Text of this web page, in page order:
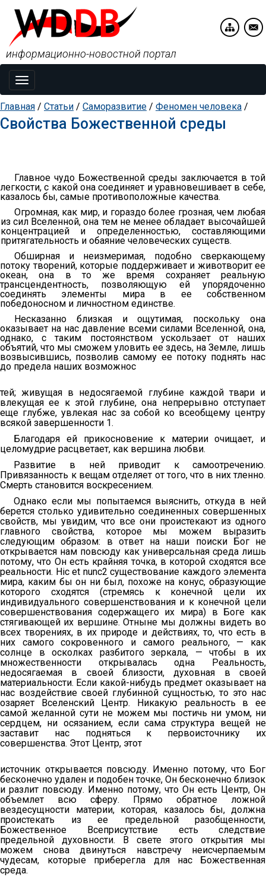
Toggle
navigation
информационно-новостной портал
Главная / Статьи / Саморазвитие / Феномен человека /
Свойства Божественной среды
Главное чудо Божественной среды заключается в той
легкости, с какой она соединяет и уравновешивает в себе,
казалось бы, самые противоположные качества.
Огромная, как мир, и гораздо более грозная, чем любая
из сил Вселенной, она тем не менее обладает высочайшей
концентрацией и определенностью, составляющими
притягательность и обаяние человеческих существ.
Обширная и неизмеримая, подобно сверкающему
потоку творений, которые поддерживает и животворит ее
океан, она в то же время сохраняет реальную
трансцендентность, позволяющую ей упорядоченно
соединять элементы мира в ее собственном
победоносном и личностном единстве.
Несказанно близкая и ощутимая, поскольку она
оказывает на нас давление всеми силами Вселенной, она,
однако, с таким постоянством ускользает от наших
объятий, что мы сможем уловить ее здесь, на Земле, лишь
возвысившись, позволив самому ее потоку поднять нас
до предела наших возможнос
тей; живущая в недосягаемой глубине каждой твари и
влекущая ее к этой глубине, она непрерывно отступает
еще глубже, увлекая нас за собой ко всеобщему центру
всякой завершенности 1.
Благодаря ей прикосновение к материи очищает, и
целомудрие расцветает, как вершина любви.
Развитие в ней приводит к самоотречению.
Привязанность к вещам отделяет от того, что в них тленно.
Смерть становится воскресением.
Однако если мы попытаемся выяснить, откуда в ней
берется столько удивительно соединенных совершенных
свойств, мы увидим, что все они проистекают из одного
главного свойства, которое мы можем выразить
следующим образом: в ответ на наши поиски Бог не
открывается нам повсюду как универсальная среда лишь
потому, что Он есть крайняя точка, в которой сходятся все
реальности. Hic et nunc2 существование каждого элемента
мира, каким бы он ни был, похоже на конус, образующие
которого сходятся (стремясь к конечной цели их
индивидуального совершенствования и к конечной цели
совершенствования содержащего их мира) в Боге как
стягивающей их вершине. Отныне мы должны видеть во
всех творениях, в их природе и действиях, то, что есть в
них самого сокровенного и самого реального, — как
солнце в осколках разбитого зеркала, — чтобы в их
множественности открывалась одна Реальность,
недосягаемая в своей близости, духовная в своей
материальности. Если какой-нибудь предмет оказывает на
нас воздействие своей глубинной сущностью, то это нас
озаряет Вселенский Центр. Никакую реальность в ее
самой желанной сути не можем мы постичь ни умом, ни
сердцем, ни осязанием, если сама структура вещей не
заставит нас подняться к первоисточнику их
совершенства. Этот Центр, этот
источник открывается повсюду. Именно потому, что Бог
бесконечно удален и подобен точке, Он бесконечно близок
и разлит повсюду. Именно потому, что Он есть Центр, Он
объемлет всю сферу. Прямо обратное ложной
вездесущности материи, которая, казалось бы, должна
проистекать из ее предельной разобщенности,
Божественное Всеприсутствие есть следствие
предельной духовности. В свете этого открытия мы
можем снова двинуться навстречу неисчерпаемым
чудесам, которые приберегла для нас Божественная
среда.